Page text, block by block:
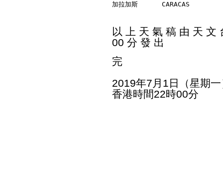
加拉加斯      CARACAS
以 上 天 氣 稿 由 天 文
00 分 發 出
完
2019年7月1日（星期
香港時間22時00分